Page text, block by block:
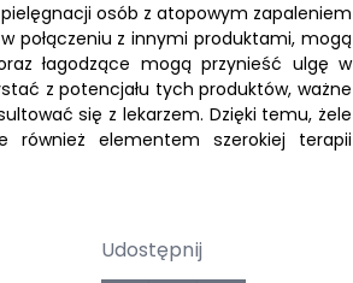
osób z atopowym zapaleniem
połączeniu z innymi produktami, mogą
łagodzące mogą przynieść ulgę w
z potencjału tych produktów, ważne
się z lekarzem. Dzięki temu, żele
elementem szerokiej terapii
Udostępnij